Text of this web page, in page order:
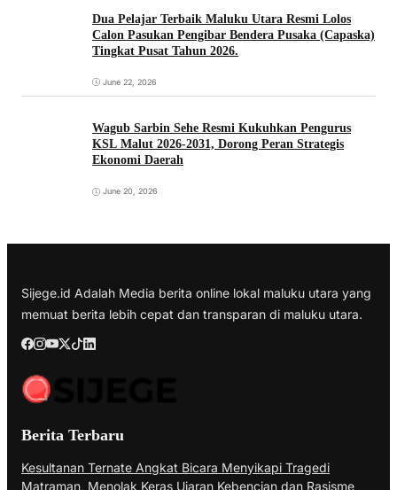
Dua Pelajar Terbaik Maluku Utara Resmi Lolos
Calon Pasukan Pengibar Bendera Pusaka (Capaska)
Tingkat Pusat Tahun 2026.
June 22, 2026
Wagub Sarbin Sehe Resmi Kukuhkan Pengurus
KSL Malut 2026-2031, Dorong Peran Strategis
Ekonomi Daerah
June 20, 2026
Sijege.id Adalah Media berita online lokal maluku utara yang
memuat berita lebih cepat dan transparan di maluku utara.
Berita Terbaru
Kesultanan Ternate Angkat Bicara Menyikapi Tragedi
Matraman, Menolak Keras Ujaran Kebencian dan Rasisme